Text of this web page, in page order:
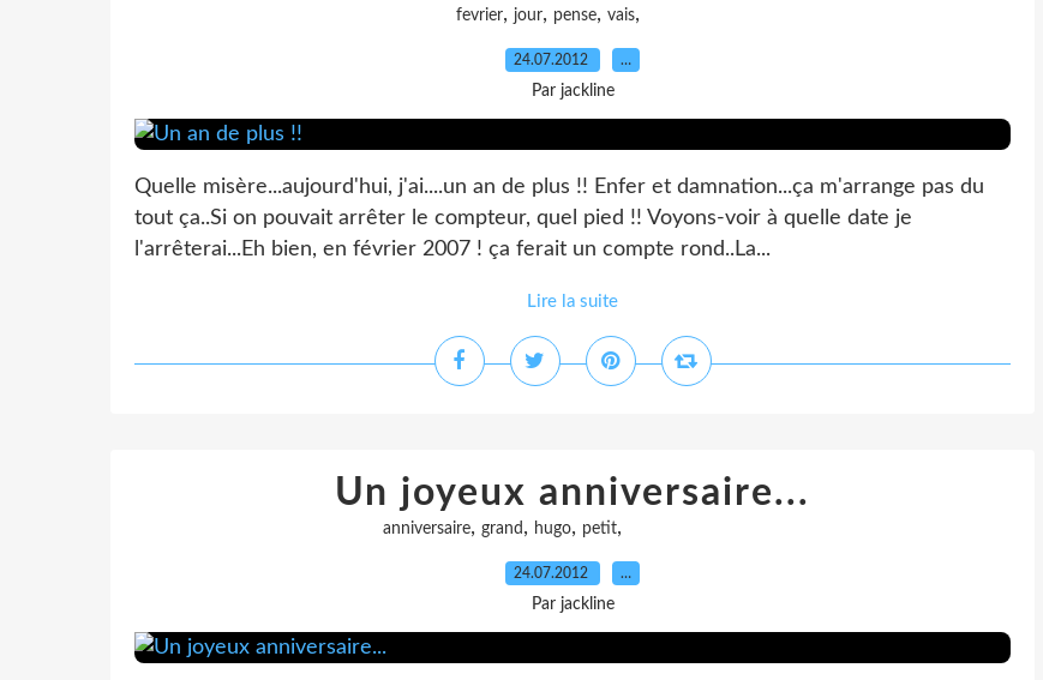
fevrier, jour, pense, vais,
24.07.2012 …
Par jackline
Quelle misère...aujourd'hui, j'ai....un an de plus !! Enfer et damnation...ça m'arrange pas du
tout ça..Si on pouvait arrêter le compteur, quel pied !! Voyons-voir à quelle date je
l'arrêterai...Eh bien, en février 2007 ! ça ferait un compte rond..La...
Lire la suite
Un joyeux anniversaire...
anniversaire, grand , hugo, petit,
24.07.2012 …
Par jackline